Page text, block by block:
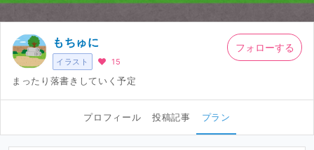
イラスト
もちゅに
15
まったり落書きしていく予定
フォローする
プロフィール 投稿記事 プラン